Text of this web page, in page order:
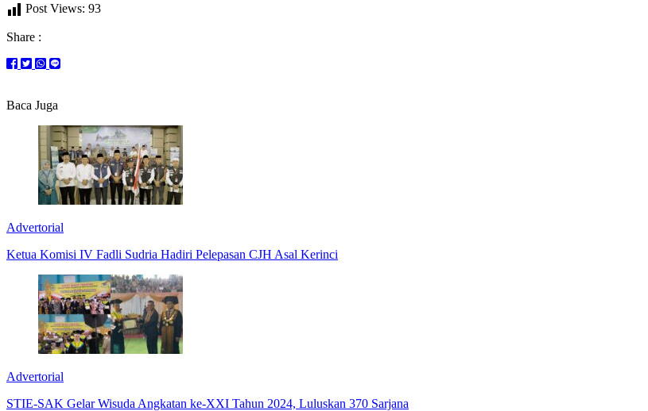
Post Views: 93
Share :
Baca Juga
Advertorial
Ketua Komisi IV Fadli Sudria Hadiri Pelepasan CJH Asal Kerinci
Advertorial
STIE-SAK Gelar Wisuda Angkatan ke-XXI Tahun 2024, Luluskan 370 Sarjana